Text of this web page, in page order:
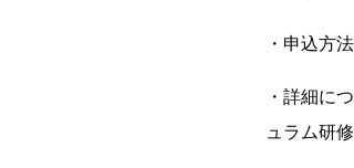
・申込方
・詳細に
ュラム研